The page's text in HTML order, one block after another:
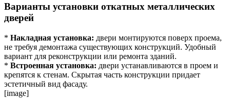
Варианты установки откатных металлических
дверей
* Накладная установка: двери монтируются поверх проема,
не требуя демонтажа существующих конструкций. Удобный
вариант для реконструкции или ремонта зданий.
* Встроенная установка: двери устанавливаются в проем и
крепятся к стенам. Скрытая часть конструкции придает
эстетичный вид фасаду.
[image]